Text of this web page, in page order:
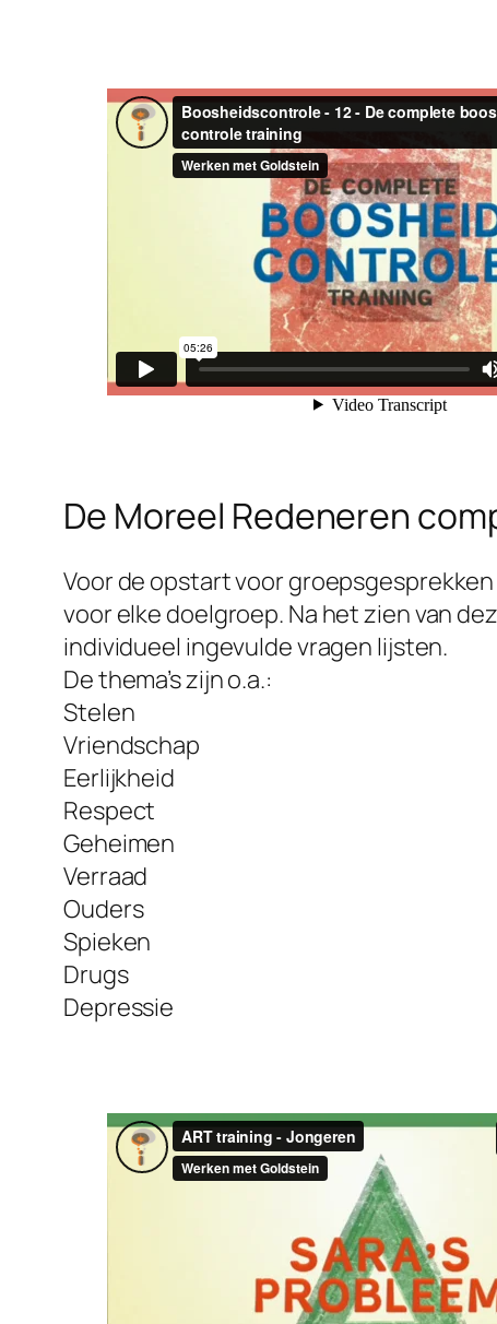
De Moreel Redeneren
Voor de opstart voor
voor elke doelgroep. Na het zien van
individueel ingevulde vragen lijsten.
De thema’s zijn o.a.:
Stelen
Vriendschap
Eerlijkheid
Respect
Geheimen
Verraad
Ouders
Spieken
Drugs
Depressie